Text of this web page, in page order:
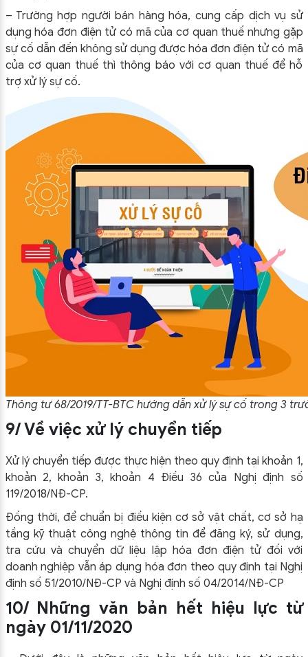
– Trường hợp người bán hàng hóa, cung cấp dịch vụ sử
dụng hóa đơn điện tử có mã của cơ quan thuế nhưng gặp
sự cố dẫn đến không sử dụng được hóa đơn điện tử có mã
của cơ quan thuế thì thông báo với cơ quan thuế để hỗ
trợ xử lý sự cố.
Thông tư 68/2019/TT-BTC hướng dẫn xử lý sự cố trong 3
9/ Về việc xử lý chuyển tiếp
Xử lý chuyển tiếp được thực hiện theo quy định tại khoản 1,
khoản 2, khoản 3, khoản 4 Điều 36 của Nghị định số
119/2018/NĐ-CP.
Đồng thời, để chuẩn bị điều kiện cơ sở vật chất, cơ sở hạ
tầng kỹ thuật công nghệ thông tin để đăng ký, sử dụng,
tra cứu và chuyển dữ liệu lập hóa đơn điện tử đối với
doanh nghiệp vẫn áp dụng hóa đơn theo quy định tại Nghị
định số 51/2010/NĐ-CP và Nghị định số 04/2014/NĐ-CP
10/ Những văn bản hết hiệu lực từ
ngày 01/11/2020